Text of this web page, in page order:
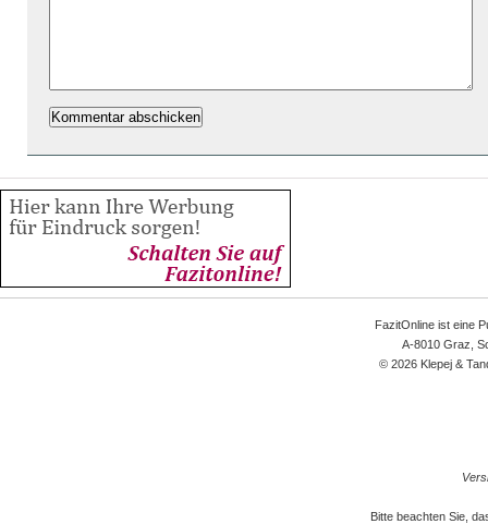
FazitOnline ist eine
A-8010 Graz,
© 2026 Klepej &
Bitte beachten Sie,